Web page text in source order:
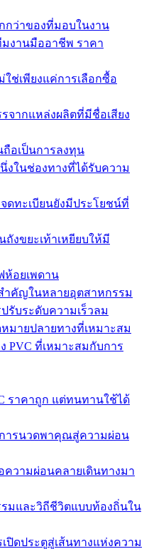
กว่าของที่มอบในงาน
งานมืออาชีพ ราคา
ช่เพียงแค่การเลือกซื้อ
จากแหล่งผลิตที่มีชื่อเสียง
ถือเป็นการลงทุน
ในช่องทางที่ได้รับความ
ดทะเบียนยังมีประโยชน์ที่
งขยะเท้าเหยียบให้มี
ห้อยเพดาน
ำคัญในหลายอุตสาหกรรม
รับระดับความเร็วลม
มายปลายทางที่เหมาะสม
PVC ที่เหมาะสมกับการ
ราคาถูก แต่ทนทานใช้ได้
ริการนวดพาคุณสู่ความผ่อน
อความผ่อนคลายเดินทางมา
มและวิถีชีวิตแบบท้องถิ่นใน
เปิดประตูสู่เส้นทางแห่งความ